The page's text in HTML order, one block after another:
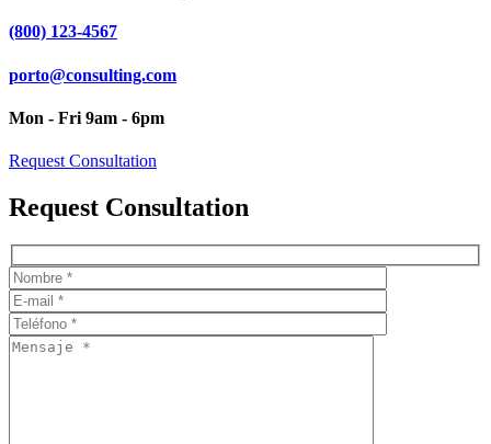
(800) 123-4567
porto@consulting.com
Mon - Fri 9am - 6pm
Request Consultation
Request Consultation